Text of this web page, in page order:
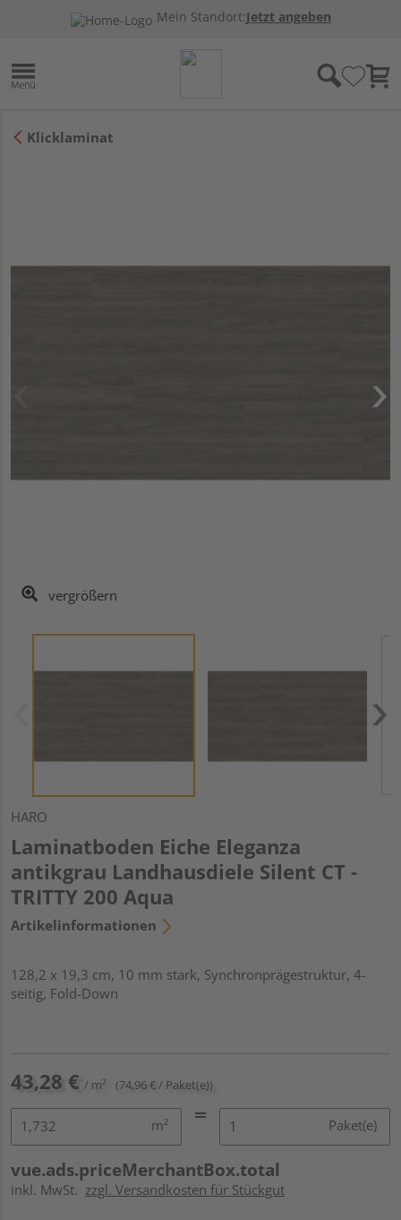
Mein Standort:Jetzt angeben
Klicklaminat
vergrößern
HARO
Laminatboden Eiche Eleganza
antikgrau Landhausdiele Silent CT -
TRITTY 200 Aqua
Artikelinformationen
128,2 x 19,3 cm, 10 mm stark, Synchronprägestruktur, 4-
seitig, Fold-Down
43,28 € / m² (74,96 € / Paket(e))
m² Paket(e)
vue.ads.priceMerchantBox.total
inkl. MwSt. zzgl. Versandkosten für Stückgut